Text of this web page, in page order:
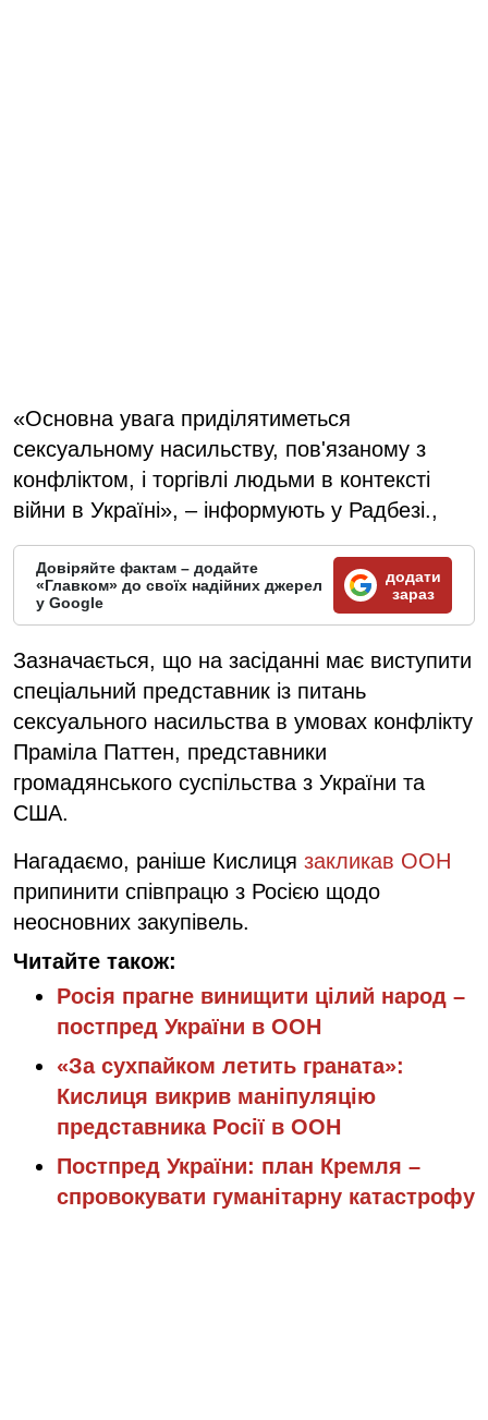
«Основна увага приділятиметься
сексуальному насильству, пов'язаному з
конфліктом, і торгівлі людьми в контексті
війни в Україні», – інформують у Радбезі.,
Довіряйте фактам – додайте
«Главком» до своїх надійних джерел
у Google
додати
зараз
Зазначається, що на засіданні має виступити
спеціальний представник із питань
сексуального насильства в умовах конфлікту
Праміла Паттен, представники
громадянського суспільства з України та
США.
Нагадаємо, раніше Кислиця закликав ООН
припинити співпрацю з Росією щодо
неосновних закупівель.
Читайте також:
Росія прагне винищити цілий народ –
постпред України в ООН
«За сухпайком летить граната»:
Кислиця викрив маніпуляцію
представника Росії в ООН
Постпред України: план Кремля –
спровокувати гуманітарну катастрофу